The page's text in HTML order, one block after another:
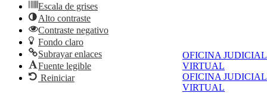
OFICINA JUDICIAL
VIRTUAL
OFICINA JUDICIAL
VIRTUAL
Escala de grises
Alto contraste
Contraste negativo
Fondo claro
Subrayar enlaces
Fuente legible
Reiniciar